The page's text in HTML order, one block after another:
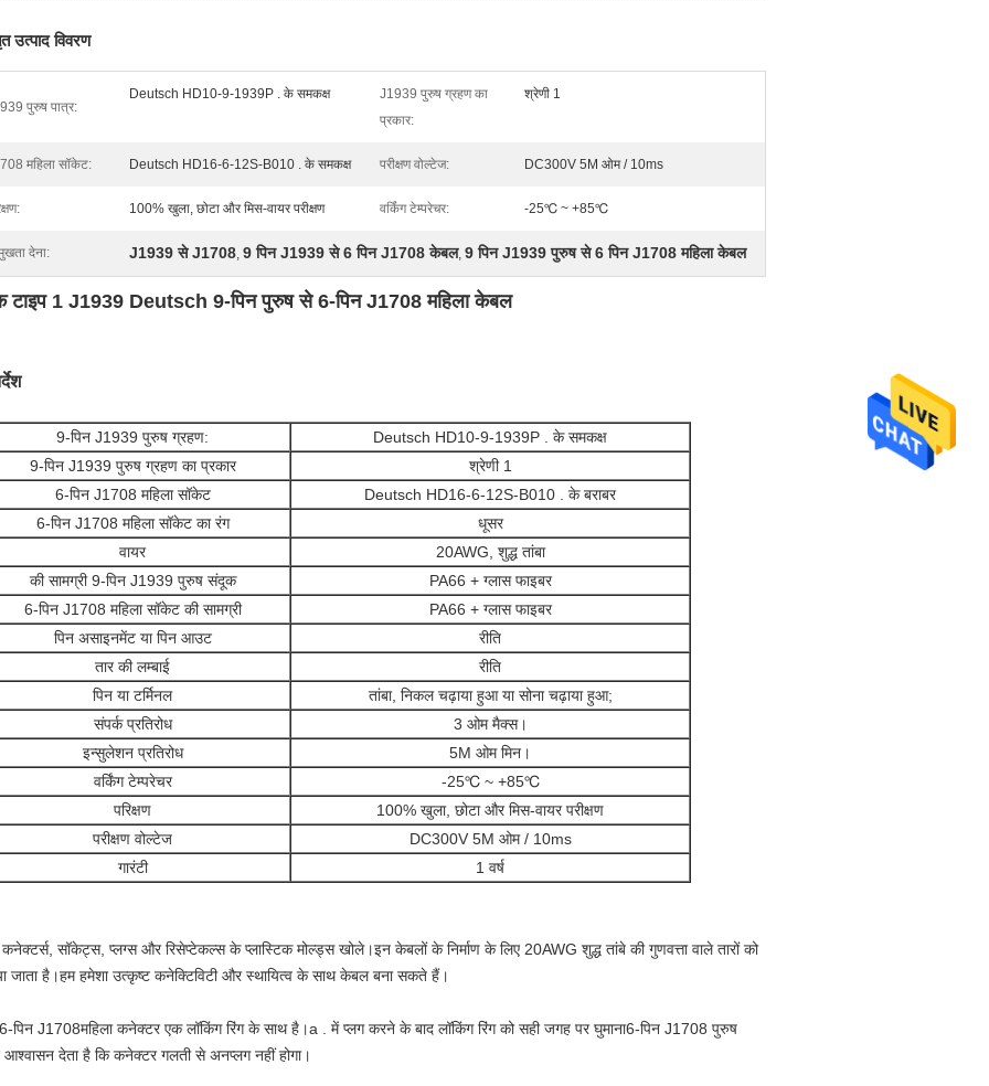
उत्पाद विवरण
पुरुष पात्र:
Deutsch HD10-9-1939P . के समकक्ष
J1939 पुरुष ग्रहण का
प्रकार:
श्रेणी 1
महिला सॉकेट: Deutsch HD16-6-12S-B010 . के समकक्ष परीक्षण वोल्टेज: DC300V 5M ओम / 10ms
100% खुला, छोटा और मिस-वायर परीक्षण वर्किंग टेम्परेचर: -25℃ ~ +85℃
देना: J1939 से J1708, 9 पिन J1939 से 6 पिन J1708 केबल, 9 पिन J1939 पुरुष से 6 पिन J1708 महिला केबल
टाइप 1 J1939 Deutsch 9-पिन पुरुष से 6-पिन J1708 महिला केबल
9-पिन J1939 पुरुष ग्रहण:
Deutsch HD10-9-1939P . के समकक्ष
9-पिन J1939 पुरुष ग्रहण का प्रकार
श्रेणी 1
6-पिन J1708 महिला सॉकेट
Deutsch HD16-6-12S-B010 . के बराबर
6-पिन J1708 महिला सॉकेट का रंग
धूसर
वायर
20AWG, शुद्ध तांबा
की सामग्री9-पिन J1939 पुरुष संदूक
PA66 + ग्लास फाइबर
6-पिन J1708 महिला सॉकेट की सामग्री
PA66 + ग्लास फाइबर
पिन असाइनमेंट या पिन आउट
रीति
तार की लम्बाई
रीति
पिन या टर्मिनल
तांबा, निकल चढ़ाया हुआ या सोना चढ़ाया हुआ;
संपर्क प्रतिरोध
3 ओम मैक्स।
इन्सुलेशन प्रतिरोध
5M ओम मिन।
वर्किंग टेम्परेचर
-25℃ ~ +85℃
परिक्षण
100% खुला, छोटा और मिस-वायर परीक्षण
परीक्षण वोल्टेज
DC300V 5M ओम / 10ms
गारंटी
1 वर्ष
सॉकेट्स, प्लग्स और रिसेप्टेकल्स के प्लास्टिक मोल्ड्स खोले।इन केबलों के निर्माण के लिए 20AWG शुद्ध तांबे की गुणवत्ता वाले तारों को
जाता है।हम हमेशा उत्कृष्ट कनेक्टिविटी और स्थायित्व के साथ केबल बना सकते हैं।
6-पिन J1708महिला कनेक्टर एक लॉकिंग रिंग के साथ है।a . में प्लग करने के बाद लॉकिंग रिंग को सही जगह पर घुमाना6-पिन J1708 पुरुष
आश्वासन देता है कि कनेक्टर गलती से अनप्लग नहीं होगा।